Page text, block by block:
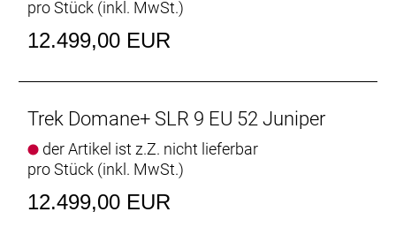
Bontrager Pro IsoCore Lenker und einen RCS Pro
Vorbau mit v
Carbon und die dezente Antriebseinheit von TQ
sorgen für eine Extraportion Vortrieb, ohne in
Sachen Optik und Leistungsfähigkeit Abstriche
machen zu müssen. Gleichzeitig garantiert die
Shimano Dura-Ace Di2 ultraschnelle und
ultrapräzise Gangwechsel.
pro Stück (inkl. MwSt.)
12.499,00 EUR
Trek Domane+ SLR 9 EU 52 Juniper
der Artikel ist z.Z. nicht lieferbar
pro Stück (inkl. MwSt.)
12.499,00 EUR